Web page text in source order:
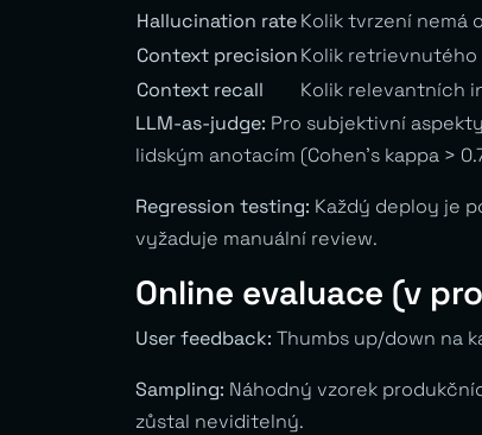
Hallucination rateKolik tvrzení nemá
Context precisionKolik
Context recall
Kolik relevantních
LLM-as-judge: Pro subjektivní
lidským anotacím (Cohen’s kappa >
Regression testing: Každý deploy je
vyžaduje manuální review.
Online evaluace (v
User feedback: Thumbs up/down na
Sampling: Náhodný vzorek
zůstal neviditelný.